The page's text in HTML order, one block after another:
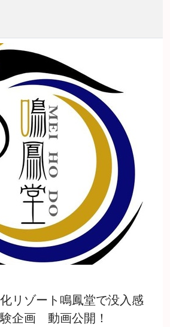
リゾート鳴鳳堂で没入感
企画 動画公開！